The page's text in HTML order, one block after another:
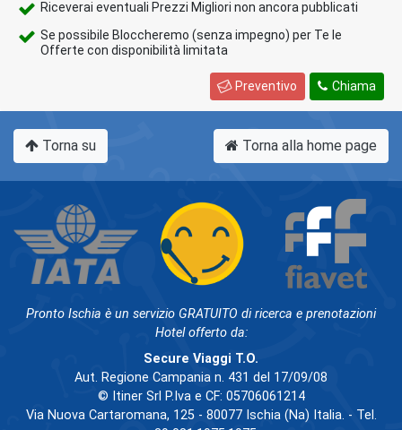
Riceverai eventuali Prezzi Migliori non ancora pubblicati
Se possibile Bloccheremo (senza impegno) per Te le
Offerte con disponibilità limitata
Chiama
Preventivo
Torna su Torna alla home page
Pronto Ischia è un servizio GRATUITO di ricerca e prenotazioni
Hotel offerto da:
Secure Viaggi T.O.
Aut. Regione Campania n. 431 del 17/09/08
© Itiner Srl P.Iva e CF: 05706061214
Via Nuova Cartaromana, 125 - 80077 Ischia (Na) Italia. - Tel.